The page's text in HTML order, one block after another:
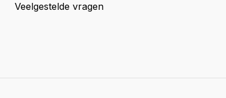
Veelgestelde vragen